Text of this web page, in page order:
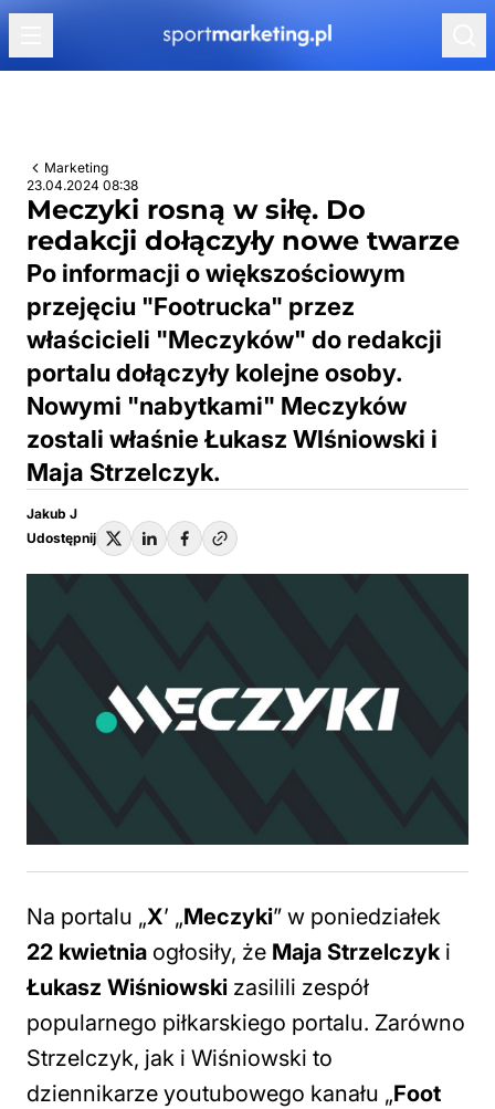
Przejdź do treści
Marketing
23.04.2024 08:38
Meczyki rosną w siłę. Do
redakcji dołączyły nowe twarze
Po informacji o większościowym
przejęciu "Footrucka" przez
właścicieli "Meczyków" do redakcji
portalu dołączyły kolejne osoby.
Nowymi "nabytkami" Meczyków
zostali właśnie Łukasz WIśniowski i
Maja Strzelczyk.
Jakub J
Udostępnij
Na portalu „X’ „Meczyki” w poniedziałek
22 kwietnia ogłosiły, że Maja Strzelczyki
Łukasz Wiśniowski zasilili zespół
popularnego piłkarskiego portalu. Zarówno
Strzelczyk, jak i Wiśniowski to
dziennikarze youtubowego kanału „Foot